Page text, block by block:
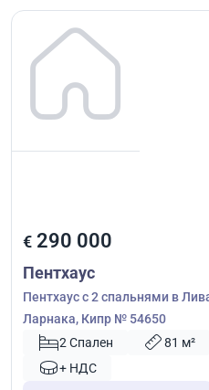
€ 290 000
Пентхаус
Пентхаус с 2 спальнями в
Ларнака, Кипр № 54650
2 Спален
81 м²
+ НДС